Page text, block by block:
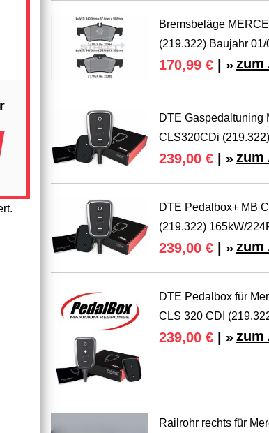
Bremsbeläge
(219.322) Baujahr
170,99 €| » zum
DTE Gaspedaltuning
CLS320CDi
239,00 €| » zum
DTE Pedalbox+ MB
(219.322) 165kW/
239,00 €| » zum
DTE Pedalbox für
CLS 320 CDI
239,00 €| » zum
Railrohr rechts für